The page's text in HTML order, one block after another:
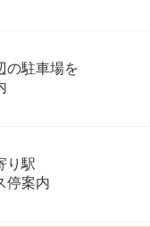
の駐車場を
り駅
停案内